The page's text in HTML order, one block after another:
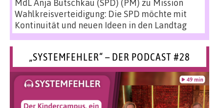
MdL Anja Butschkau (SPD) (PM) zu Mission
Wahlkreisverteidigung: Die SPD möchte mit
Kontinuität und neuen Ideen in den Landtag
„SYSTEMFEHLER“ – DER PODCAST #28